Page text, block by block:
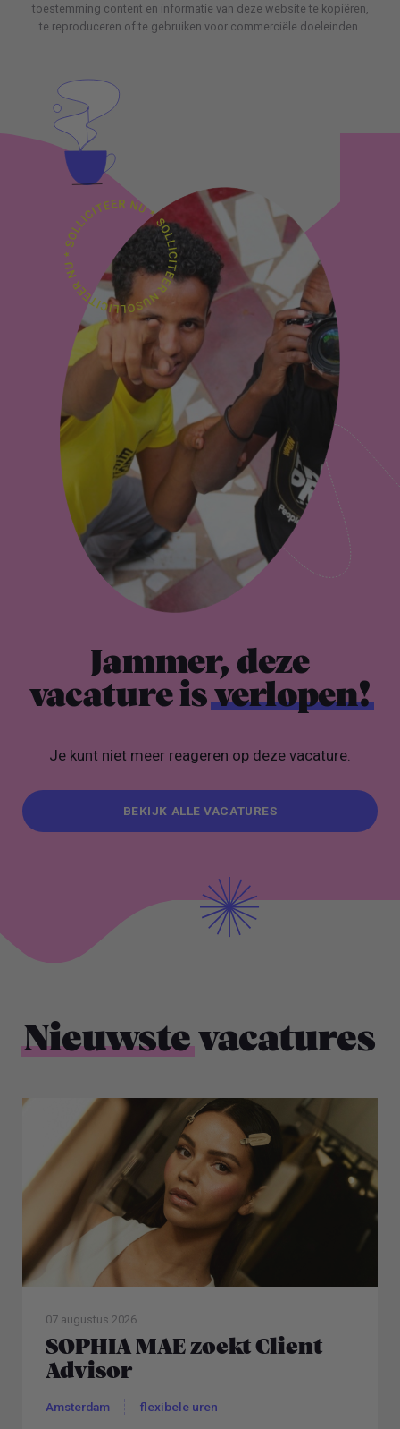
toestemming content en informatie van deze website te kopiëren,
te reproduceren of te gebruiken voor commerciële doeleinden.
Jammer, deze
vacature isverlopen!
Je kunt niet meer reageren op deze vacature.
BEKIJK ALLE VACATURES
Nieuwstevacatures
07 augustus 2026
SOPHIA MAE zoekt Client
Advisor
Amsterdam flexibele uren